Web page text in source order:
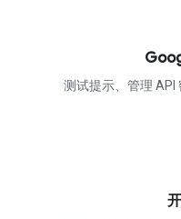
测试提示、管理 API